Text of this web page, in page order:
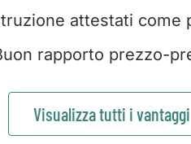
attestati come
rapporto prezzo-
Visualizza tutti i vantaggi